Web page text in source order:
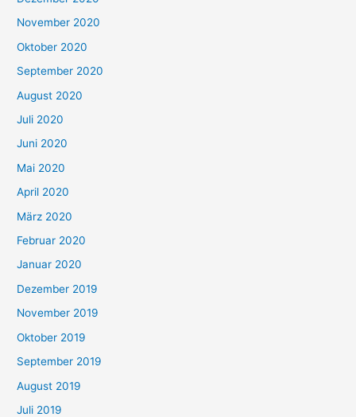
November 2020
Oktober 2020
September 2020
August 2020
Juli 2020
Juni 2020
Mai 2020
April 2020
März 2020
Februar 2020
Januar 2020
Dezember 2019
November 2019
Oktober 2019
September 2019
August 2019
Juli 2019